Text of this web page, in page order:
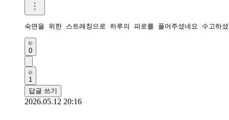
숙면을 위한 스트레칭으로 하루의 피로를 풀어주셨네요 수고하
0
1
답글 쓰기
2026.05.12 20:16